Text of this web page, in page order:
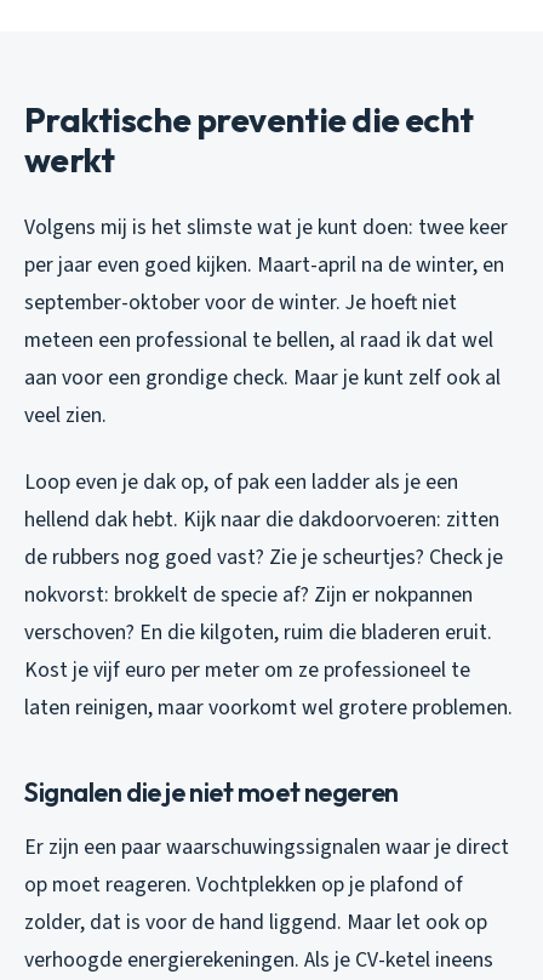
Praktische preventie die echt
werkt
Volgens mij is het slimste wat je kunt doen: twee keer
per jaar even goed kijken. Maart-april na de winter, en
september-oktober voor de winter. Je hoeft niet
meteen een professional te bellen, al raad ik dat wel
aan voor een grondige check. Maar je kunt zelf ook al
veel zien.
Loop even je dak op, of pak een ladder als je een
hellend dak hebt. Kijk naar die dakdoorvoeren: zitten
de rubbers nog goed vast? Zie je scheurtjes? Check je
nokvorst: brokkelt de specie af? Zijn er nokpannen
verschoven? En die kilgoten, ruim die bladeren eruit.
Kost je vijf euro per meter om ze professioneel te
laten reinigen, maar voorkomt wel grotere problemen.
Signalen die je niet moet negeren
Er zijn een paar waarschuwingssignalen waar je direct
op moet reageren. Vochtplekken op je plafond of
zolder, dat is voor de hand liggend. Maar let ook op
verhoogde energierekeningen. Als je CV-ketel ineens